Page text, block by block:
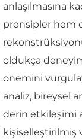
anlaşılmasına
prensipler hem
oldukça
önemini
analiz, bireysel
derin etkileşimi
kişiselleştirilmiş